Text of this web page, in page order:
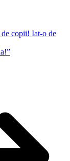
copii! Iat-o de